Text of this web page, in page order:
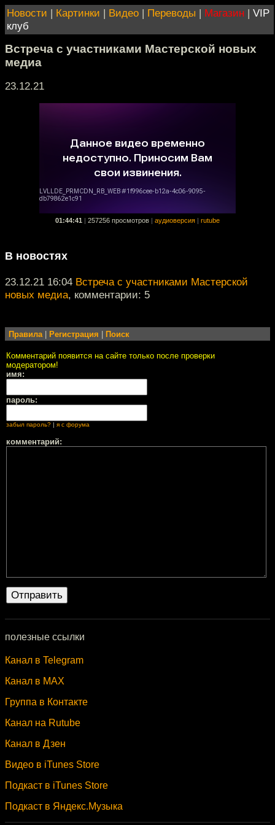
Новости | Картинки | Видео | Переводы | Магазин | VIP
клуб
Встреча с участниками Мастерской новых
медиа
23.12.21
01:44:41 257256 просмотров аудиоверсия rutube
В новостях
23.12.21 16:04 Встреча с участниками Мастерской
новых медиа, комментарии: 5
Правила| Регистрация Поиск
Комментарий появится на сайте только после проверки
модератором!
имя:
пароль:
забыл пароль? я с форума
комментарий:
полезные ссылки
Канал в Telegram
Канал в MAX
Группа в Контакте
Канал на Rutube
Канал в Дзен
Видео в iTunes Store
Подкаст в iTunes Store
Подкаст в Яндекс.Музыка